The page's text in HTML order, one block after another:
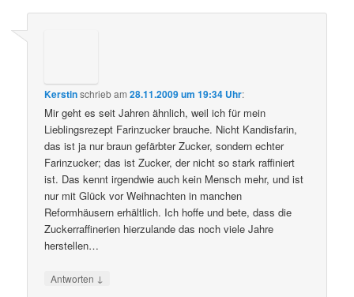
Kerstinschriebam28.11.2009 um 19:34 Uhr:
Mir geht es seit Jahren ähnlich, weil ich für mein
Lieblingsrezept Farinzucker brauche. Nicht Kandisfarin,
das ist ja nur braun gefärbter Zucker, sondern echter
Farinzucker; das ist Zucker, der nicht so stark raffiniert
ist. Das kennt irgendwie auch kein Mensch mehr, und ist
nur mit Glück vor Weihnachten in manchen
Reformhäusern erhältlich. Ich hoffe und bete, dass die
Zuckerraffinerien hierzulande das noch viele Jahre
herstellen…
Antworten ↓